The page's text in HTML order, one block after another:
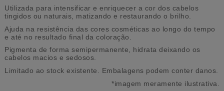
Utilizada para intensificar e enriquecer a cor dos cabelos
tingidos ou naturais, matizando e restaurando o brilho.
Ajuda na resistência das cores cosméticas ao longo do tempo
e até no resultado final da coloração.
Pigmenta de forma semipermanente, hidrata deixando os
cabelos macios e sedosos.
Limitado ao stock existente. Embalagens podem conter danos.
*imagem meramente ilustrativa.